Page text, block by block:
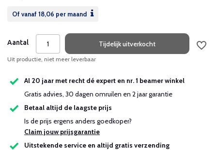
Of vanaf 18,06 per maand
Aantal Tijdelijk uitverkocht
Uit productie, niet meer leverbaar
Al 20 jaar met recht dé expert en nr. 1 beamer winkel
Gratis advies, 30 dagen omruilen en 2 jaar garantie
Betaal altijd de laagste prijs
Is de prijs ergens anders goedkoper?
Claim jouw prijsgarantie
Uitstekende service en altijd gratis verzending